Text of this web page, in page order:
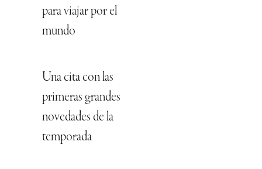
para viajar por el
mundo
Una cita con las
primeras grandes
novedades de la
temporada